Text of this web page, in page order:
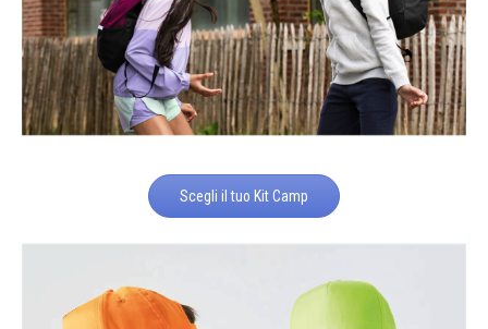
Scegli il tuo Kit Camp